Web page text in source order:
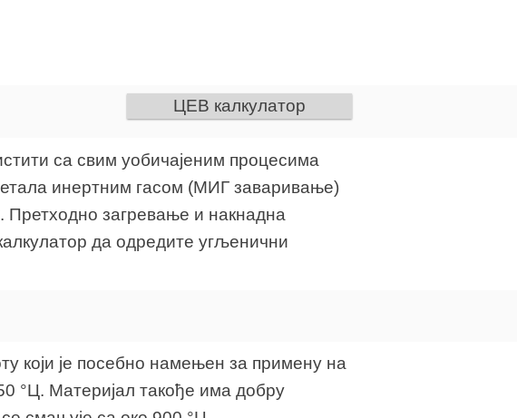
ЦЕВ калкулатор
са свим уобичајеним процесима
инертним гасом (МИГ заваривање)
загревање и накнадна
да одредите угљенични
који је посебно намењен за примену на
°Ц. Материјал такође има добру